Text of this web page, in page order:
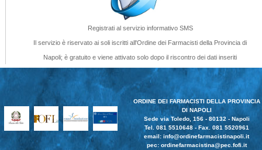
Registrati al servizio informativo SMS
Il servizio è riservato ai soli iscritti all'Ordine dei Farmacisti della Provincia di
Napoli; è gratuito e viene attivato solo dopo il riscontro dei dati inseriti
ORDINE DEI FARMACISTI DELLA PROVINCIA
DI NAPOLI
Sede via Toledo, 156 - 80132 - Napoli
Tel. 081 5510648 - Fax. 081 5520961
email: info@ordinefarmacistinapoli.it
pec: ordinefarmacistina@pec.fofi.it